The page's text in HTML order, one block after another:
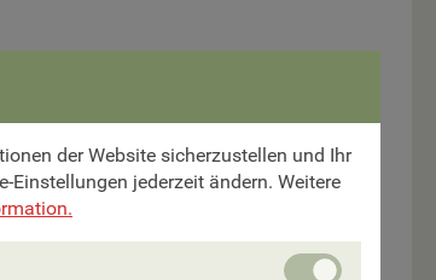
der Website sicherzustellen und Ihr
Einstellungen jederzeit ändern. Weitere